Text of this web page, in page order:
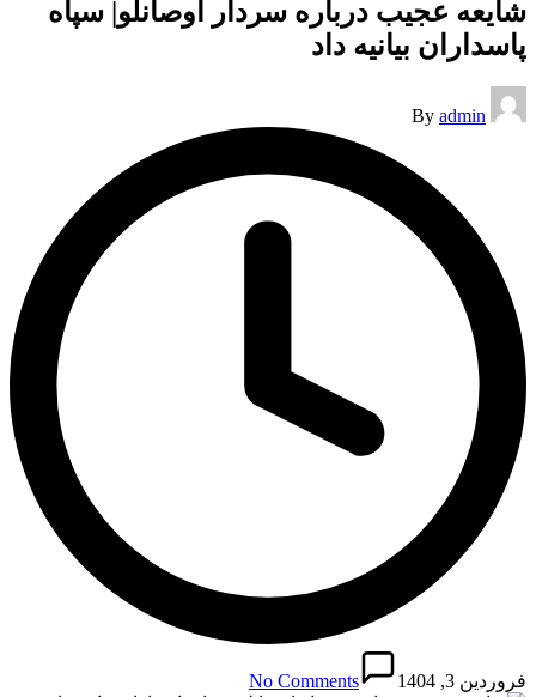
شایعه عجیب درباره سردار اوصانلو| سپاه
پاسداران بیانیه داد
Posted
by
By admin
فروردین 3, 1404 No Comments